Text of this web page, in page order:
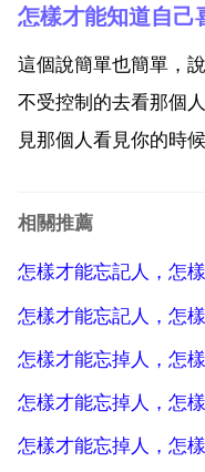
的記憶。所以，不要
路程，路程中會出現
歷每個人都是...
這個說簡單也簡單，
不受控制的去看那個
見那個人看見你的時
如他 她會不會突然出
相關推薦
怎樣才能忘記人，怎
怎樣才能忘記人，怎
怎樣才能忘掉人，怎
怎樣才能忘掉人，怎
怎樣才能忘掉人，怎